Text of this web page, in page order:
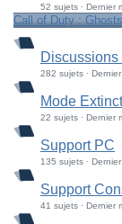
52 sujets · Dernier
Call of Duty : Ghosts
282 sujets ·
Mode
22 sujets · Dernier
Support PC
135 sujets ·
Support
41 sujets · Dernier